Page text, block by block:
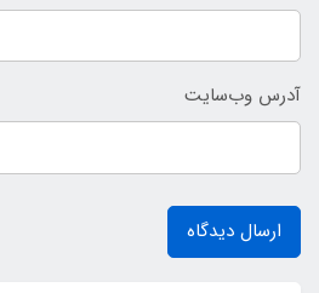
آدرس وب‌سایت
ارسال دیدگاه